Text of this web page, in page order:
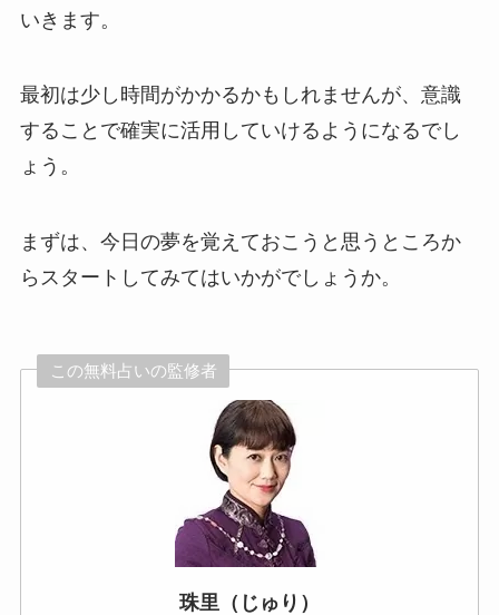
いきます。
最初は少し時間がかかるかもしれませんが、意識
することで確実に活用していけるようになるでし
ょう。
まずは、今日の夢を覚えておこうと思うところか
らスタートしてみてはいかがでしょうか。
この無料占いの監修者
珠里（じゅり）